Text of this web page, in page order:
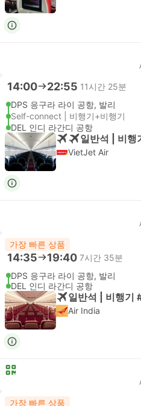
14:00 22:55 11시간 25분
DPS 응구라 라이 공항, 발리
Self-connect | 비행기+비행기
DEL 인디 라간디 공항
일반석 | 비
VietJet Air
가장 빠른 상품
14:35 19:40 7시간 35분
DPS 응구라 라이 공항, 발리
DEL 인디 라간디 공항
일반석 | 비행기
Air India
가장 빠른 상품